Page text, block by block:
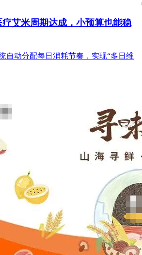
艾米周期达成，小预算也能稳
自动分配每日消耗节奏，实现“多日维